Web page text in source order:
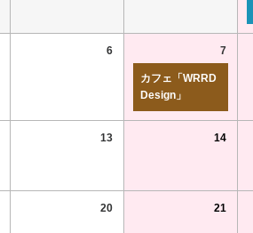
6 7
カフェ「WRRD
Design」
13 14
20 21